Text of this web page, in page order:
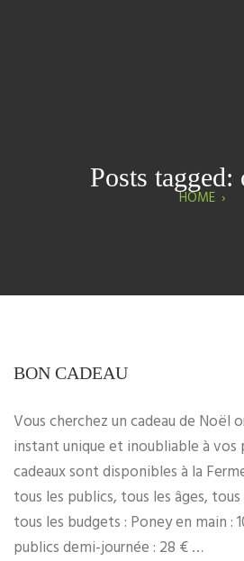
Posts tagged:
HOME ›
BON CADEAU
Vous cherchez un cadeau de Noël
instant unique et inoubliable à vos
cadeaux sont disponibles à la
tous les publics, tous les âges,
tous les budgets : Poney en main :
publics demi-journée : 28 € …